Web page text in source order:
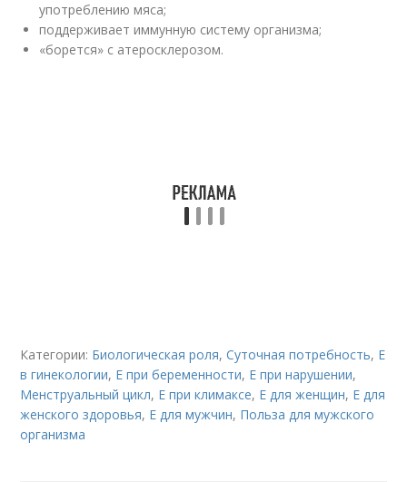
употреблению мяса;
поддерживает иммунную систему организма;
«борется» с атеросклерозом.
Категории: Биологическая роля,Суточная потребность, Е
в гинекологии, Е при беременности, Е при нарушении,
Менструальный цикл, Е при климаксе, Е для женщин, Е для
женского здоровья, Е для мужчин, Польза для мужского
организма